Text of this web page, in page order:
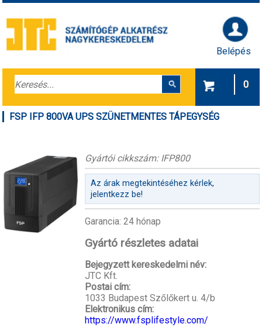
Belépés
0
FSP IFP 800VA UPS SZÜNETMENTES TÁPEGYSÉG
Gyártói cikkszám: IFP800
Az árak megtekintéséhez kérlek,
jelentkezz be!
Garancia: 24 hónap
Gyártó részletes adatai
Bejegyzett kereskedelmi név:
JTC Kft.
Postai cím:
1033 Budapest Szőlőkert u. 4/b
Elektronikus cím:
https://www.fsplifestyle.com/